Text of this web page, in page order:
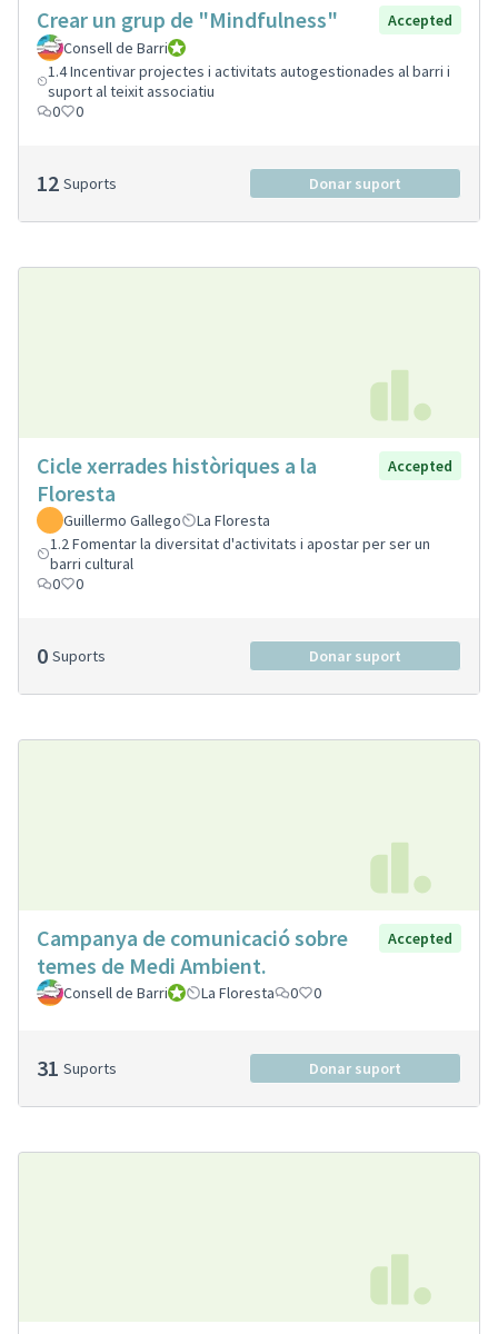
Crear un grup de "Mindfulness"
Accepted
Consell de BarriConsell de Barri
1.4 Incentivar projectes i activitats autogestionades al barri i
suport al teixit associatiu
0
0
12 Suports Donar suport
Cicle xerrades històriques a la
Floresta
Accepted
Guillermo Gallego
La Floresta
1.2 Fomentar la diversitat d'activitats i apostar per ser un
barri cultural
0
0
0 Suports Donar suport
Campanya de comunicació sobre
temes de Medi Ambient.
Accepted
Consell de BarriConsell de Barri
La Floresta 0 0
31 Suports Donar suport